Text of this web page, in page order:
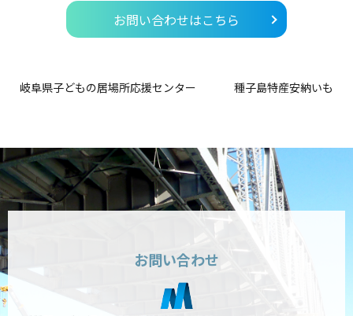
お問い合わせはこちら
岐阜県子どもの居場所応援センター 種子島特産安納いも
お問い合わせ